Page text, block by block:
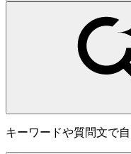
キーワードや質問文で